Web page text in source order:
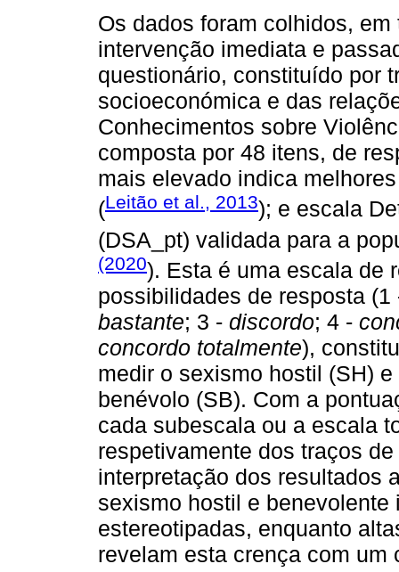
Os dados foram colhidos,
intervenção imediata e
questionário, constituído por
socioeconómica e das
Conhecimentos sobre
composta por 48 itens, de
mais elevado indica
(Leitão et al., 2013); e escala
(DSA_pt) validada para a
(2020). Esta é uma escala de
possibilidades de resposta
bastante; 3 - discordo; 4 -
concordo totalmente),
medir o sexismo hostil (SH)
benévolo (SB). Com a
cada subescala ou a escala
respetivamente dos traços
interpretação dos resultados
sexismo hostil e
estereotipadas, enquanto
revelam esta crença com